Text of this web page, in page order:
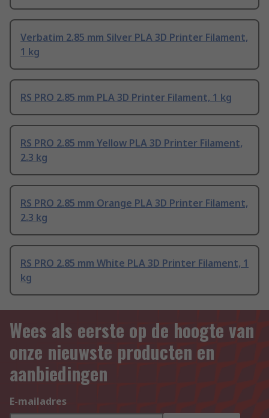
Verbatim 2.85 mm Silver PLA 3D Printer Filament,
1 kg
RS PRO 2.85 mm PLA 3D Printer Filament, 1 kg
RS PRO 2.85 mm Yellow PLA 3D Printer Filament,
2.3 kg
RS PRO 2.85 mm Orange PLA 3D Printer Filament,
2.3 kg
RS PRO 2.85 mm White PLA 3D Printer Filament, 1
kg
Wees als eerste op de hoogte van
onze nieuwste producten en
aanbiedingen
E-mailadres